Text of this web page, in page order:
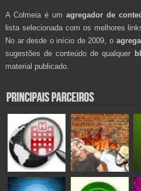
A Colmeia é um agregador de
lista selecionada com os melhores
No ar desde o início de 2009, o
sugestões de conteúdo de qualquer
material publicado.